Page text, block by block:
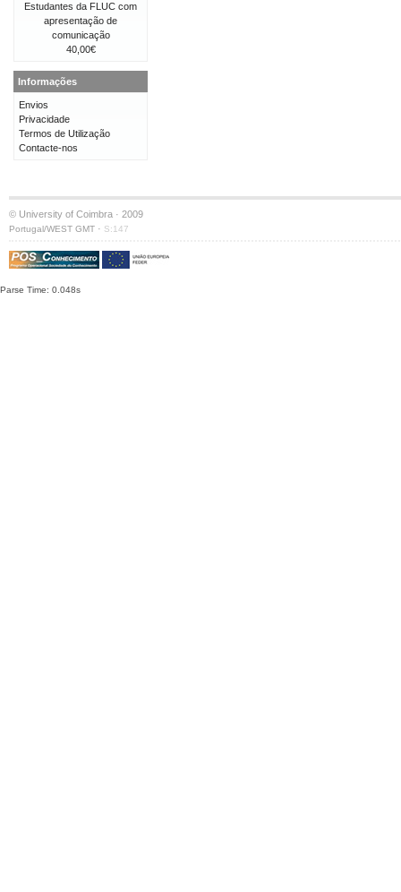
Estudantes da FLUC com
apresentação de
comunicação
40,00€
Informações
Envios
Privacidade
Termos de Utilização
Contacte-nos
© University of Coimbra · 2009
Portugal/WEST GMT · S:147
Parse Time: 0.048s